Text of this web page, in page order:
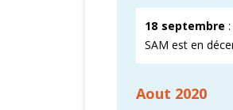
18 septembre
SAM est en
Aout 2020